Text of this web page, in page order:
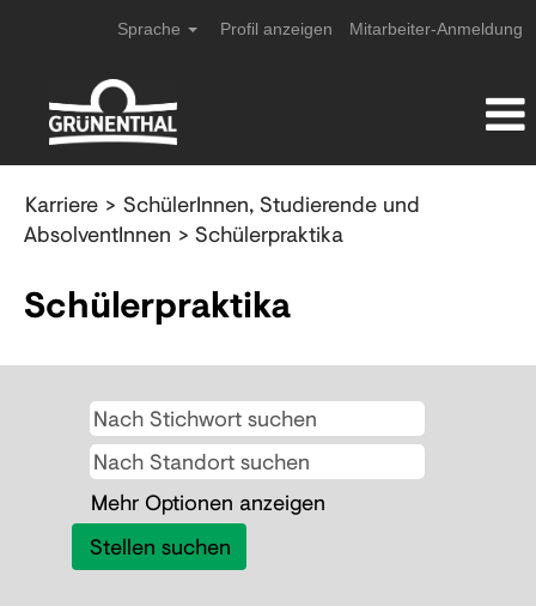
Sprache Profil anzeigen Mitarbeiter-Anmeldung
und
Berufsfeld-
Karriere > SchülerInnen, Studierende und
AbsolventInnen > Schülerpraktika
Schülerpraktika
Mehr Optionen anzeigen